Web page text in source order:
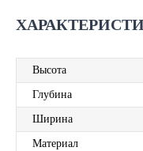
Высота
Глубина
Ширина
Материал